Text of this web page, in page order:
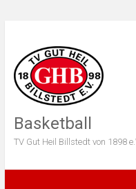
Basketball
TV Gut Heil Billstedt von 1898